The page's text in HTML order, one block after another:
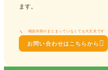
ます。
相談内容がまとまっていなくても大丈夫です
お問い合わせはこちらから 